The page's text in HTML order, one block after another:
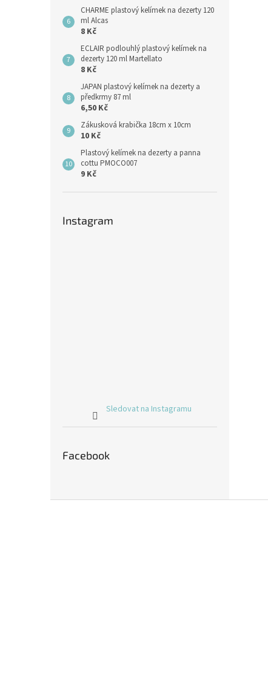
CHARME plastový kelímek na dezerty 120
ml Alcas
8 Kč
ECLAIR podlouhlý plastový kelímek na
dezerty 120 ml Martellato
8 Kč
JAPAN plastový kelímek na dezerty a
předkrmy 87 ml
6,50 Kč
Zákusková krabička 18cm x 10cm
10 Kč
Plastový kelímek na dezerty a panna
cottu PMOCO007
9 Kč
Instagram
Sledovat na Instagramu
Facebook